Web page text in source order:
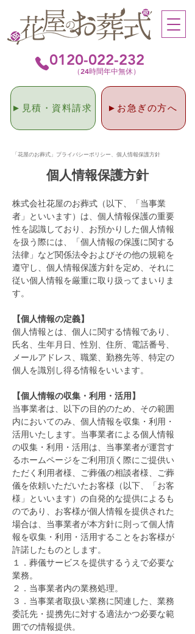
0120-022-232
（24時間年中無休）
►見積・資料請求 ►お急ぎの方へ
「花屋のお葬式」プライバシーポリシー、個人情報保護方針
個人情報保護方針
株式会社花屋のお葬式（以下、「当事業
者」といいます）は、個人情報保護の重要
性を認識しており、お預かりした個人情報
を扱う際には、「個人情報の保護に関する
法律」など関係法令およびその他の規範を
遵守し、個人情報保護方針を定め、それに
従い個人情報を厳重に取り扱ってまいりま
す。
【個人情報の定義】
個人情報とは、個人に関する情報であり、
氏名、生年月日、性別、住所、電話番号、
メールアドレス、職業、勤務先等、特定の
個人を識別し得る情報をいいます。
【個人情報の収集・利用・活用】
当事業者は、以下の目的のため、その範囲
内においてのみ、個人情報を収集・利用・
活用いたします。当事業者による個人情報
の収集・利用・活用は、当事業者が運営す
るホームページをご利用頂く際にご提供い
ただく利用者様、ご葬儀の相談者様、ご葬
儀を依頼いただいたお客様（以下、「お客
様」といいます）の自発的な提供によるも
のであり、お客様が個人情報を提供された
場合は、当事業者が本方針に則って個人情
報を収集・利用・活用することをお客様が
許諾したものとします。
１．葬儀サービスを提供するうえで必要な
業務。
２．当事業者内の業務処理。
３．当事業者取扱い業務に関連した、業務
委託先・提携先に対する適法かつ必要な範
囲での情報提供。